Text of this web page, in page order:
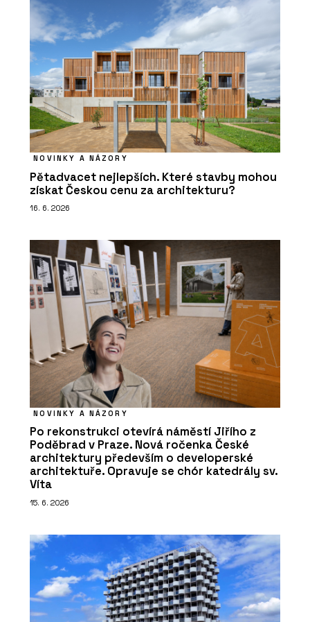
NOVINKY A NÁZORY
Pětadvacet nejlepších. Které stavby mohou
získat Českou cenu za architekturu?
16. 6. 2026
NOVINKY A NÁZORY
Po rekonstrukci otevírá náměstí Jiřího z
Poděbrad v Praze. Nová ročenka České
architektury především o developerské
architektuře. Opravuje se chór katedrály sv.
Víta
15. 6. 2026